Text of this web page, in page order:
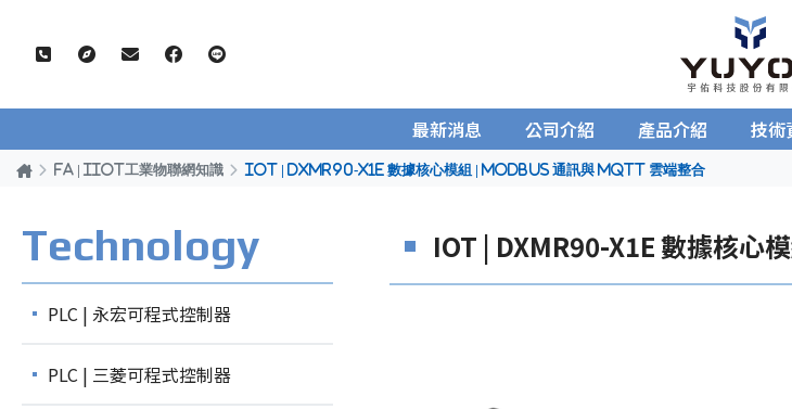
最新消息 公司介紹 產品介紹 技術
FA | IIOT工業物聯網知識 IOT | DXMR90-X1E 數據核心模組 | Modbus 通訊與 MQTT 雲端整合
Technology
PLC | 永宏可程式控制器
PLC | 三菱可程式控制器
IOT | DXMR90-X1E 數據核心